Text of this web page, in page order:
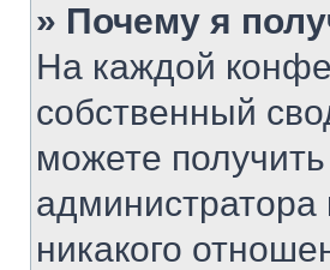
» Почему я
На каждой
собственный
можете
никакого